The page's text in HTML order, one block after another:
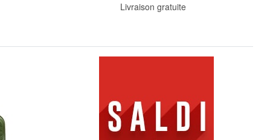
Livraison gratuite